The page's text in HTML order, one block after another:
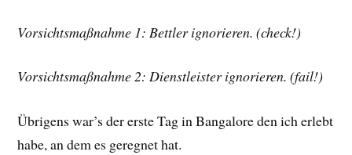
Vorsichtsmaßnahme 1: Bettler ignorieren. (check!)
Vorsichtsmaßnahme 2: Dienstleister ignorieren. (fail!)
Übrigens war’s der erste Tag in Bangalore den ich erlebt
habe, an dem es geregnet hat.